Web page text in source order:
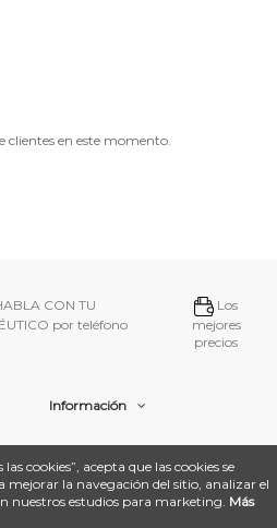
clientes en este momento.
CON TU
por teléfono
Los
mejores
precios
Información
cookies”, acepta que las cookies se
mejorar la navegación del sitio, analizar el
nuestros estudios para marketing. Más